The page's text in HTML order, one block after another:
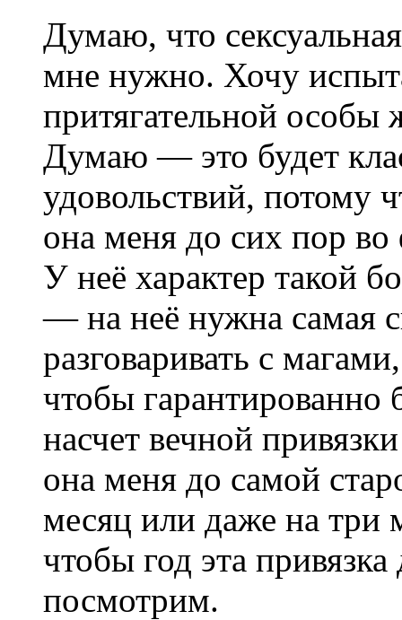
Думаю, что
мне нужно. Хочу
притягательной особы
Думаю — это будет
удовольствий, потому
она меня до сих пор
У неё характер такой
— на неё нужна самая
разговаривать с
чтобы гарантированно
насчет вечной
она меня до самой
месяц или даже на
чтобы год эта
посмотрим.